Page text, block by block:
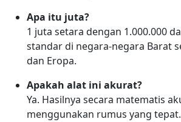
Apa itu juta?
1 juta setara dengan 1.000.000
standar di negara-negara Barat
dan Eropa.
Apakah alat ini akurat?
Ya. Hasilnya secara matematis
menggunakan rumus yang tepat.